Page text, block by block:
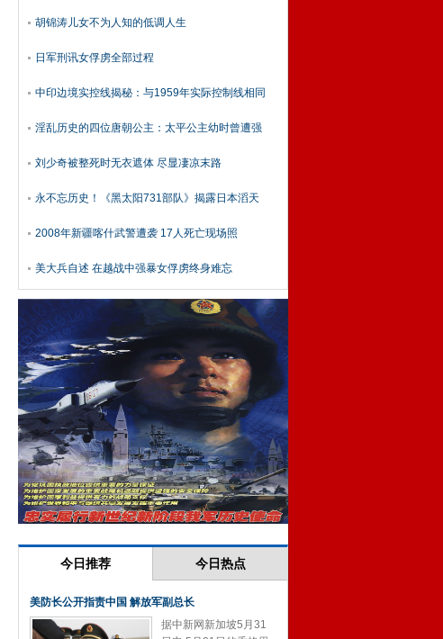
胡锦涛儿女不为人知的低调人生
日军刑讯女俘虏全部过程
中印边境实控线揭秘：与1959年实际控制线相同
淫乱历史的四位唐朝公主：太平公主幼时曾遭强
刘少奇被整死时无衣遮体 尽显凄凉末路
永不忘历史！《黑太阳731部队》揭露日本滔天
2008年新疆喀什武警遭袭 17人死亡现场照
美大兵自述 在越战中强暴女俘虏终身难忘